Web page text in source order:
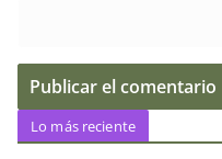
Lo más reciente